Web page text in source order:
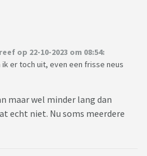
op 22-10-2023 om 08:54:
er toch uit, even een frisse neus
maar wel minder lang dan
echt niet. Nu soms meerdere